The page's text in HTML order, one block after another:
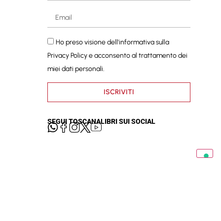
Ho preso visione dell'informativa sulla
Privacy Policye acconsento al trattamento dei
miei dati personali.
ISCRIVITI
SEGUI TOSCANALIBRI SUI SOCIAL